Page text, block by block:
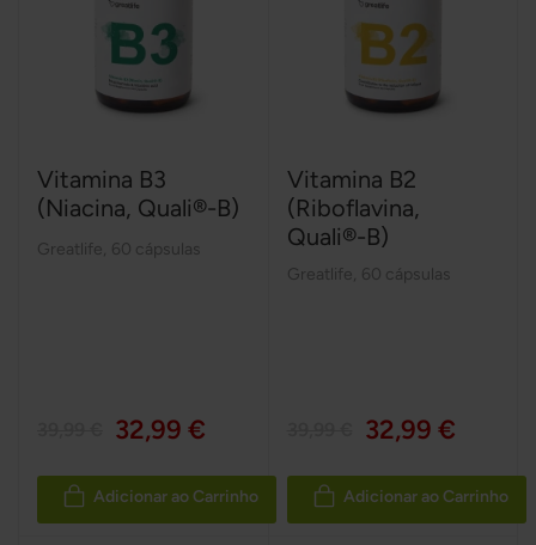
Vitamina B3
(Niacina, Quali®-B)
Greatlife 60 cápsulas
32,99 €
Adicionar ao Carrinho
Vitamina B2
(Riboflavina,
Quali®-B)
Greatlife 60 cápsulas
32,99 €
Adicionar ao Carrinho